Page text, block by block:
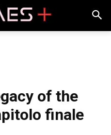
of the
finale